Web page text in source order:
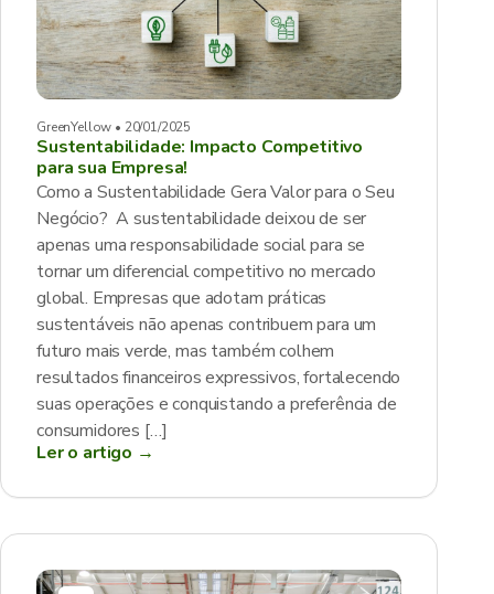
GreenYellow • 20/01/2025
Sustentabilidade: Impacto Competitivo
para sua Empresa!
Como a Sustentabilidade Gera Valor para o Seu
Negócio? A sustentabilidade deixou de ser
apenas uma responsabilidade social para se
tornar um diferencial competitivo no mercado
global. Empresas que adotam práticas
sustentáveis não apenas contribuem para um
futuro mais verde, mas também colhem
resultados financeiros expressivos, fortalecendo
suas operações e conquistando a preferência de
consumidores […]
Ler o artigo →